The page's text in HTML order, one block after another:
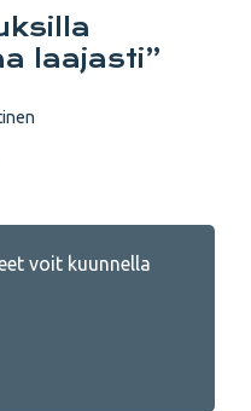
laajasti”
voit kuunnella